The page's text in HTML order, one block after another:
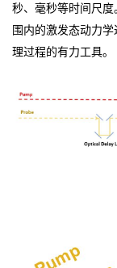
秒、毫秒等时间尺
围内的激发态动力
理过程的有力工具。